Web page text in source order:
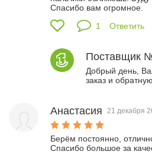
Спасибо вам огромное.
1
Ответить
Поставщик
Добрый день,
заказ и
Анастасия 21 декабря
Берём постоянно,
Спасибо большое за